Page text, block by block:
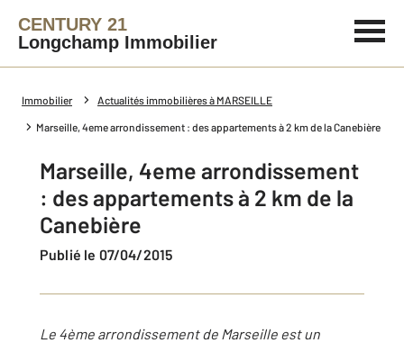
CENTURY 21
Longchamp Immobilier
Immobilier Actualités immobilières à MARSEILLE
Marseille, 4eme arrondissement : des appartements à 2 km de la Canebière
Marseille, 4eme arrondissement
: des appartements à 2 km de la
Canebière
Publié le 07/04/2015
Le 4ème arrondissement de Marseille est un